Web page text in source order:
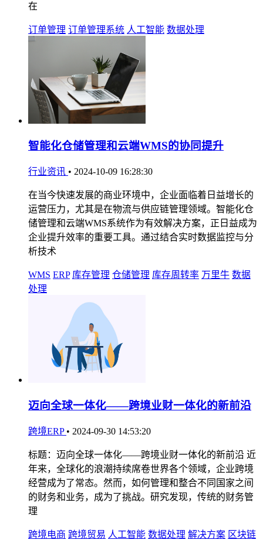
在
订单管理 订单管理系统 人工智能 数据处理
智能化仓储管理和云端WMS的协同提升
行业资讯 • 2024-10-09 16:28:30
在当今快速发展的商业环境中，企业面临着日益增长的
运营压力，尤其是在物流与供应链管理领域。智能化仓
储管理和云端WMS系统作为有效解决方案，正日益成为
企业提升效率的重要工具。通过结合实时数据监控与分
析技术
WMS ERP 库存管理 仓储管理 库存周转率 万里牛 数据
处理
迈向全球一体化——跨境业财一体化的新前沿
跨境ERP • 2024-09-30 14:53:20
标题：迈向全球一体化——跨境业财一体化的新前沿 近
年来，全球化的浪潮持续席卷世界各个领域，企业跨境
经营成为了常态。然而，如何管理和整合不同国家之间
的财务和业务，成为了挑战。研究发现，传统的财务管
理
跨境电商 跨境贸易 人工智能 数据处理 解决方案 区块链